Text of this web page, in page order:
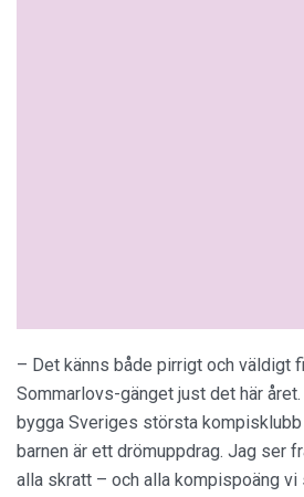
– Det känns både pirrigt och väldigt
Sommarlovs-gänget just det här
bygga Sveriges största
barnen är ett drömuppdrag. Jag ser
alla skratt – och alla kompispoäng